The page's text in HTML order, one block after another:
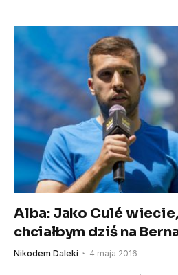
Alba: Jako Culé
chciałbym dziś na
Nikodem Daleki 4 maja 2016